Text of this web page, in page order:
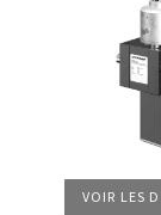
VOIR LES